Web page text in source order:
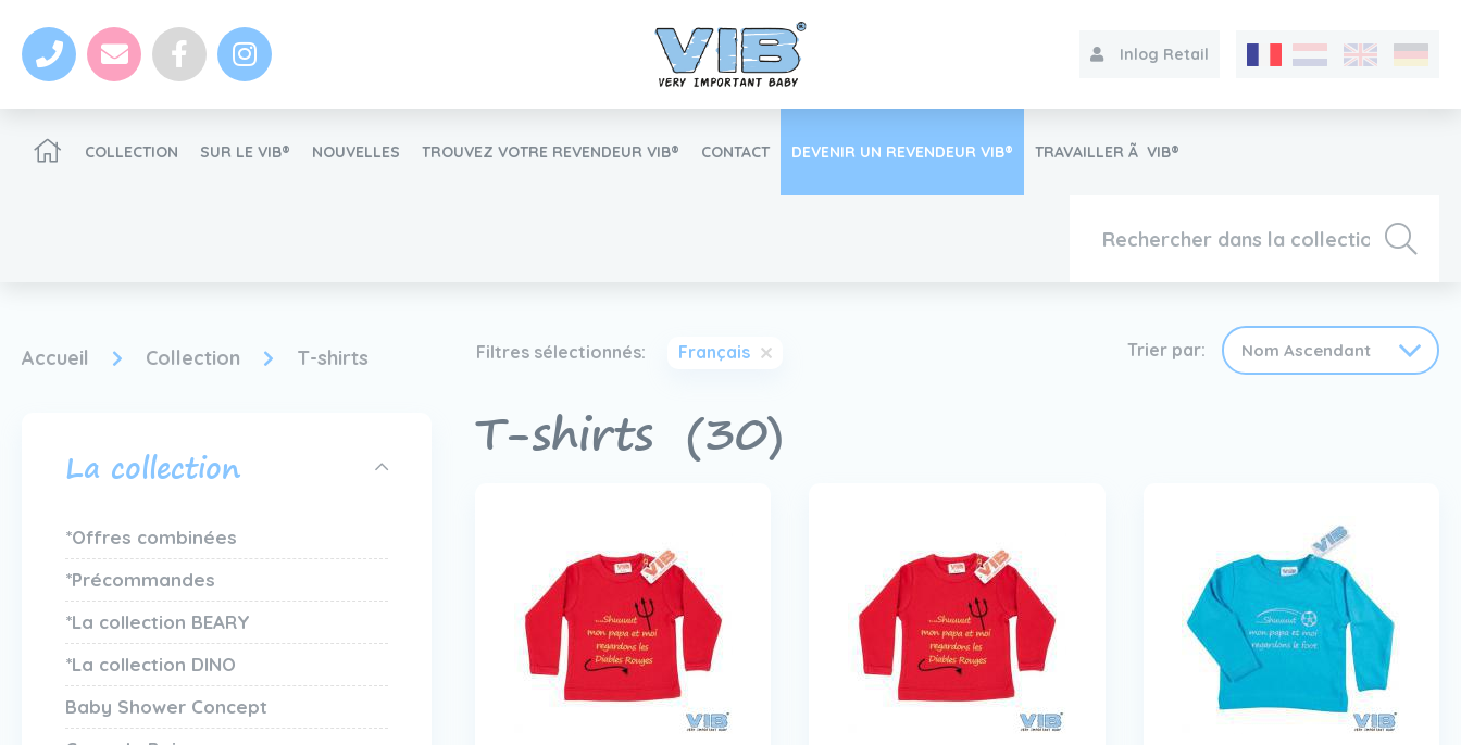
Inlog Retail
Devenir un revendeur VIB®
COLLECTION SUR LE VIB® NOUVELLES TROUVEZ VOTRE REVENDEUR VIB® CONTACT DEVENIR UN REVENDEUR VIB® TRAVAILLER Ã VIB®
Accueil Collection T-shirts Filtres sélectionnés: Français Trier par:
La collection
*Offres combinées
*Précommandes
*La collection BEARY
*La collection DINO
Baby Shower Concept
T-shirts (30)